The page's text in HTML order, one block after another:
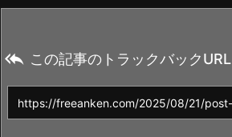
 この記事のトラックバックURL